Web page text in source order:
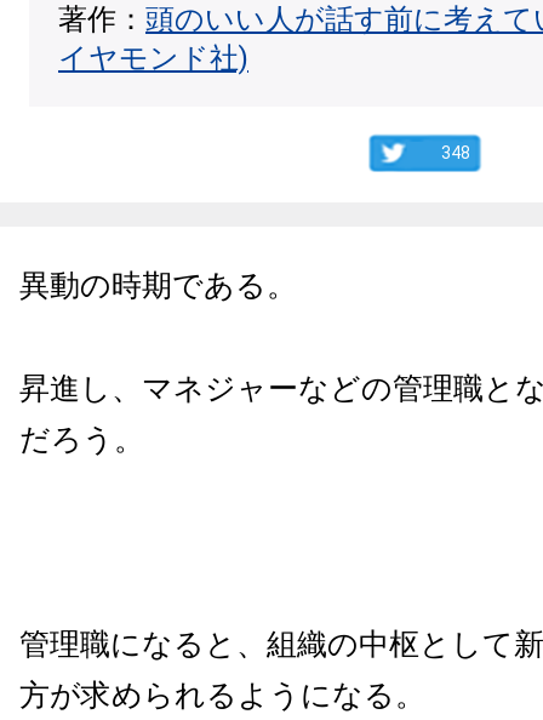
著作： 頭のいい人が話す前に考え
イヤモンド社)
348
異動の時期である。
昇進し、マネジャーなどの管理職と
だろう。
管理職になると、組織の中枢として
方が求められるようになる。